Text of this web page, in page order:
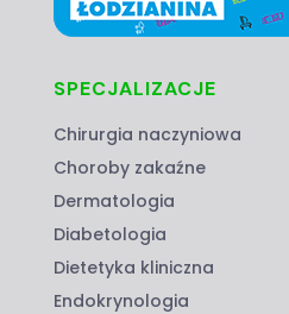
SPECJALIZACJE
Chirurgia naczyniowa
Choroby zakaźne
Dermatologia
Diabetologia
Dietetyka kliniczna
Endokrynologia